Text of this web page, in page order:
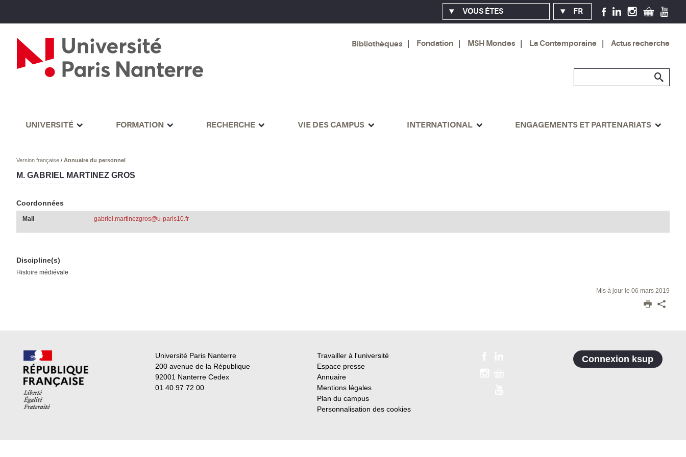
VOUS ÊTES FR
Bibliothèques Fondation MSH Mondes La Contemporaine Actus recherche
UNIVERSITÉ FORMATION RECHERCHE VIE DES CAMPUS INTERNATIONAL ENGAGEMENTS ET PARTENARIATS
Version française/ Annuaire du personnel
M. GABRIEL MARTINEZ GROS
Coordonnées
Mail gabriel.martinezgros@u-paris10.fr
Discipline(s)
Histoire médiévale
Mis à jour le 06 mars 2019
Université Paris Nanterre
200 avenue de la République
92001 Nanterre Cedex
01 40 97 72 00
Travailler à l'université
Espace presse
Annuaire
Mentions légales
Plan du campus
Personnalisation des cookies
Connexion ksup